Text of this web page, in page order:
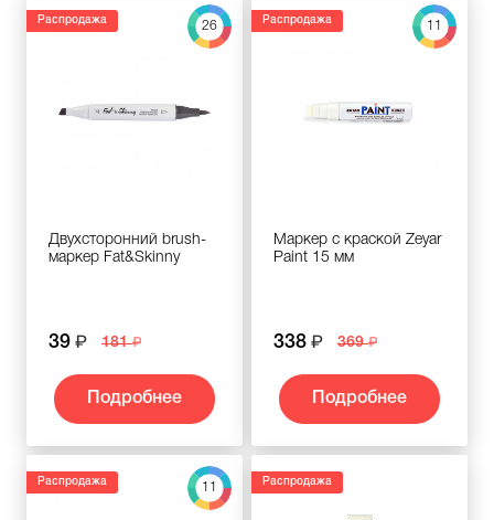
26
Распродажа
Двухсторонний brush-
маркер Fat&Skinny
39 181
Подробнее
11
Распродажа
Маркер с краской Zeyar
Paint 15 мм
338 369
Подробнее
11
Распродажа Распродажа